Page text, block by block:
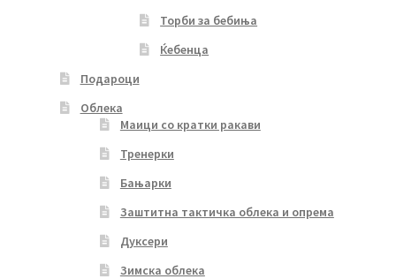
Торби за бебиња
Ќебенца
Подароци
Облека
Маици со кратки ракави
Тренерки
Бањарки
Заштитна тактичка облека и опрема
Дуксери
Зимска облека